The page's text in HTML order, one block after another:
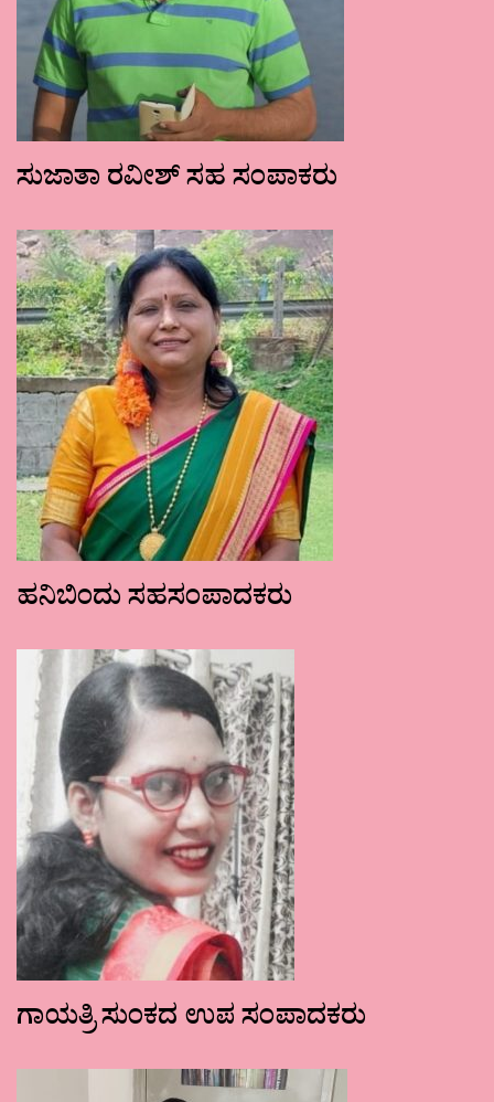
ಸುಜಾತಾ ರವೀಶ್ ಸಹ ಸಂಪಾಕರು
ಹನಿಬಿಂದು ಸಹಸಂಪಾದಕರು
ಗಾಯತ್ರಿ ಸುಂಕದ ಉಪ ಸಂಪಾದಕರು